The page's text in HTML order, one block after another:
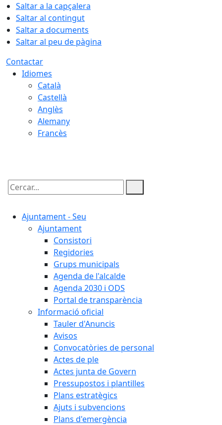
Saltar a la capçalera
Saltar al contingut
Saltar a documents
Saltar al peu de pàgina
Contactar
Idiomes
Català
Castellà
Anglès
Alemany
Francès
Cercar:
Ajuntament - Seu
Ajuntament
Consistori
Regidories
Grups municipals
Agenda de l'alcalde
Agenda 2030 i ODS
Portal de transparència
Informació oficial
Tauler d'Anuncis
Avisos
Convocatòries de personal
Actes de ple
Actes junta de Govern
Pressupostos i plantilles
Plans estratègics
Ajuts i subvencions
Plans d'emergència